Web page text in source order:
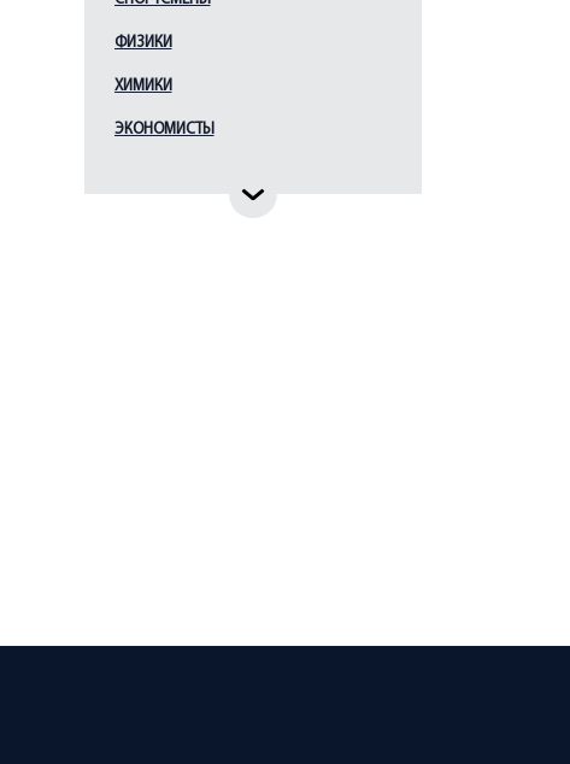
Галактионов С. Ф.
Гауш А. Ф.
Гоголев К.А.
ФИЗИКИ
ХИМИКИ
ЭКОНОМИСТЫ